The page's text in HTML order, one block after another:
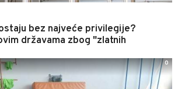
bez najveće privilegije?
državama zbog "zlatnih
0